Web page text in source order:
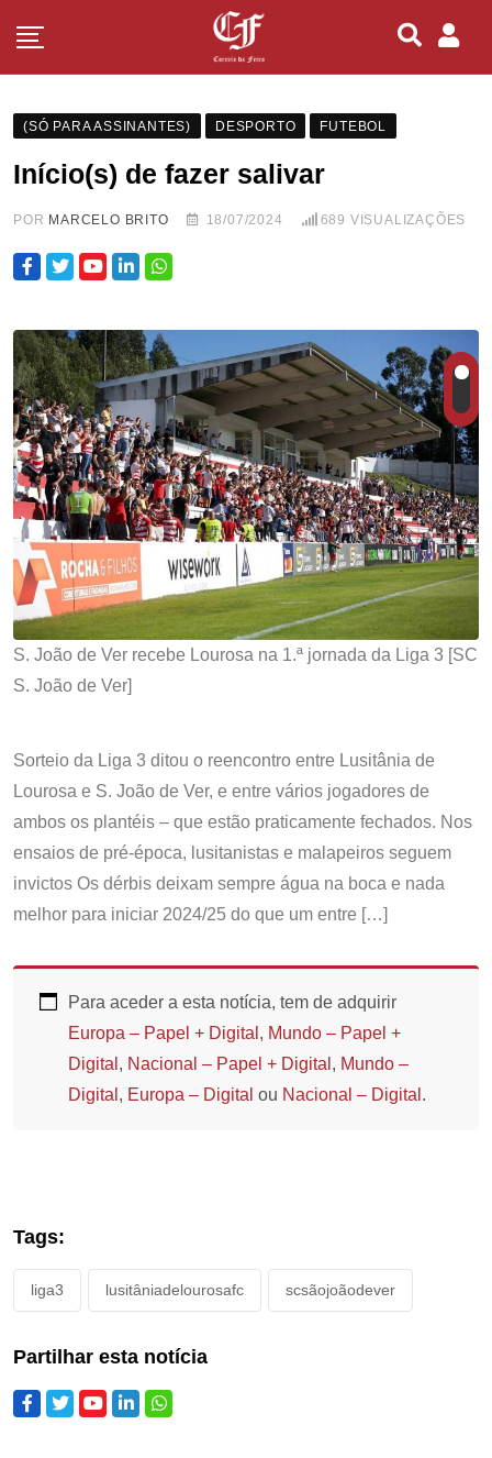
(SÓ PARA ASSINANTES) DESPORTO FUTEBOL
Início(s) de fazer salivar
POR MARCELO BRITO 18/07/2024 689 VISUALIZAÇÕES
S. João de Ver recebe Lourosa na 1.ª jornada da Liga 3 [SC
S. João de Ver]
Sorteio da Liga 3 ditou o reencontro entre Lusitânia de
Lourosa e S. João de Ver, e entre vários jogadores de
ambos os plantéis – que estão praticamente fechados. Nos
ensaios de pré-época, lusitanistas e malapeiros seguem
invictos Os dérbis deixam sempre água na boca e nada
melhor para iniciar 2024/25 do que um entre […]
Para aceder a esta notícia, tem de adquirir
Europa – Papel + Digital , Mundo – Papel +
Digital , Nacional – Papel + Digital , Mundo –
Digital , Europa – Digital ou Nacional – Digital .
Tags:
liga3 lusitâniadelourosafc scsãojoãodever
Partilhar esta notícia